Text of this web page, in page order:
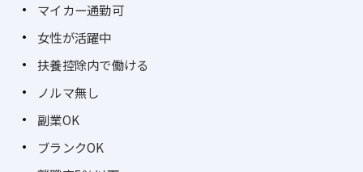
マイカー通勤可
女性が活躍中
扶養控除内で働ける
ノルマ無し
副業OK
ブランクOK